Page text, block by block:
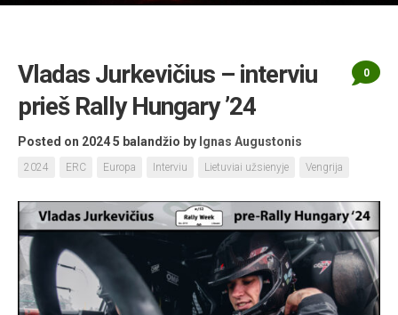
Vladas Jurkevičius – interviu
prieš Rally Hungary ’24
Posted on 2024 5 balandžio by Ignas Augustonis
2024 ERC Europa Interviu Lietuviai užsienyje Vengrija
0